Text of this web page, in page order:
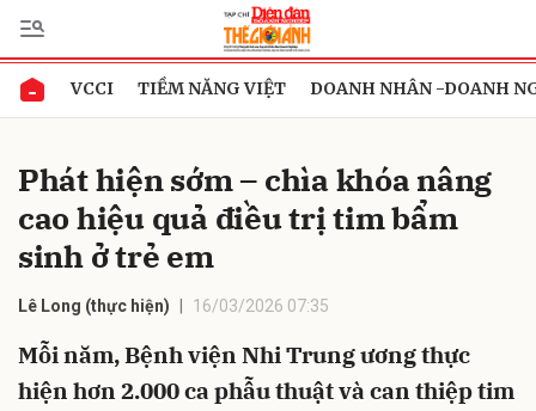
VCCI TIỀM NĂNG VIỆT DOANH NHÂN -DOANH
Phát hiện sớm – chìa khóa nâng
cao hiệu quả điều trị tim bẩm
sinh ở trẻ em
Lê Long (thực hiện) 16/03/2026 07:35
Mỗi năm, Bệnh viện Nhi Trung ương thực
hiện hơn 2.000 ca phẫu thuật và can thiệp tim
Gửi bình luận
Hủy Gửi